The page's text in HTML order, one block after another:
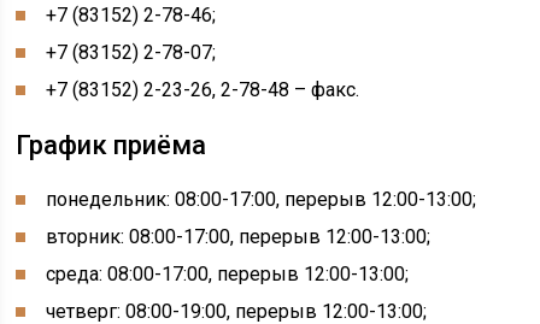
+7 (83152) 2-78-46;
+7 (83152) 2-78-07;
+7 (83152) 2-23-26, 2-78-48 – факс.
График приёма
понедельник: 08:00-17:00, перерыв 12:00-13:00;
вторник: 08:00-17:00, перерыв 12:00-13:00;
среда: 08:00-17:00, перерыв 12:00-13:00;
четверг: 08:00-19:00, перерыв 12:00-13:00;